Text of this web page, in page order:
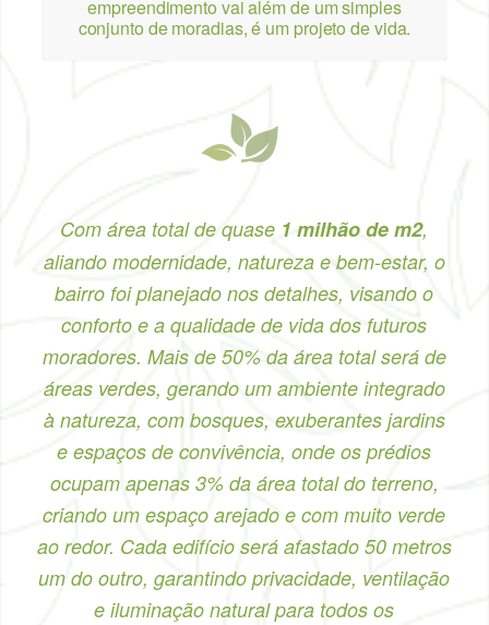
empreendimento vai além de um simples
conjunto de moradias, é um projeto de vida.
Com área total de quase 1 milhão de m2,
aliando modernidade, natureza e bem-estar, o
bairro foi planejado nos detalhes, visando o
conforto e a qualidade de vida dos futuros
moradores. Mais de 50% da área total será de
áreas verdes, gerando um ambiente integrado
à natureza, com bosques, exuberantes jardins
e espaços de convivência, onde os prédios
ocupam apenas 3% da área total do terreno,
criando um espaço arejado e com muito verde
ao redor. Cada edifício será afastado 50 metros
um do outro, garantindo privacidade, ventilação
e iluminação natural para todos os